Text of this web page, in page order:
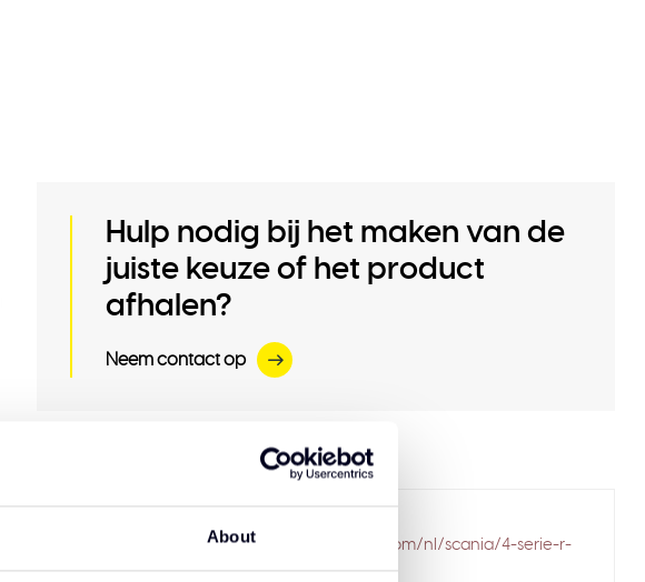
About
Hulp nodig bij het maken van de
juiste keuze of het product
afhalen?
Neem contact op
Gerelateerde producten
https://www.solarguardexclusivetruckparts.com/nl/scania/4-serie-r-
serie/zonneklep/